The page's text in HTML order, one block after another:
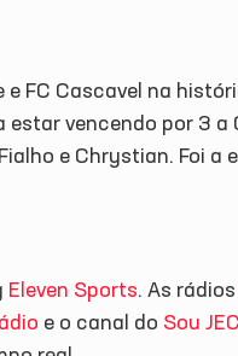
FC Cascavel na
vencendo por 3 a
e Chrystian. Foi a
Eleven Sports. As rádios
e o canal do Sou